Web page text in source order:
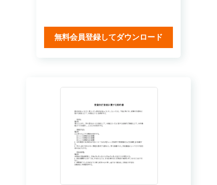
無料会員登録してダウンロード